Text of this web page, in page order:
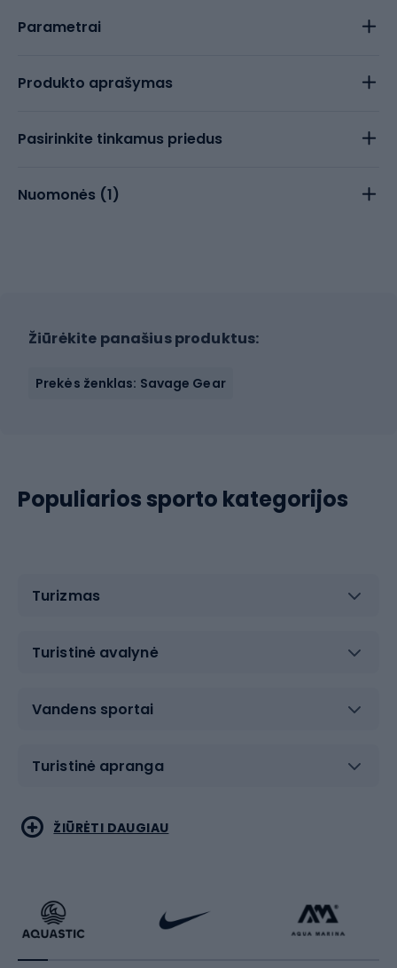
Parametrai
Produkto aprašymas
Pasirinkite tinkamus priedus
Nuomonės (1)
Žiūrėkite panašius produktus:
Prekės ženklas: Savage Gear
Populiarios sporto kategorijos
Turizmas
Turistinė avalynė
Vandens sportai
Turistinė apranga
Bėgimas
Dviratininkų apranga
Koviniai sportai
Rakečių sportas
ŽIŪRĖTI DAUGIAU